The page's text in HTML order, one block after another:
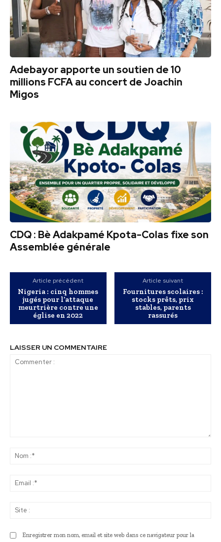
Adebayor apporte un soutien de 10
millions FCFA au concert de Joachin
Migos
CDQ : Bè Adakpamé Kpota-Colas fixe son
Assemblée générale
Article précédent
Nigeria : cinq hommes
jugés pour l’attaque
meurtrière contre une
église en 2022
Article suivant
Fournitures scolaires :
stocks prêts, prix
stables, parents
rassurés
LAISSER UN COMMENTAIRE
Enregistrer mon nom, email et site web dans ce navigateur pour la